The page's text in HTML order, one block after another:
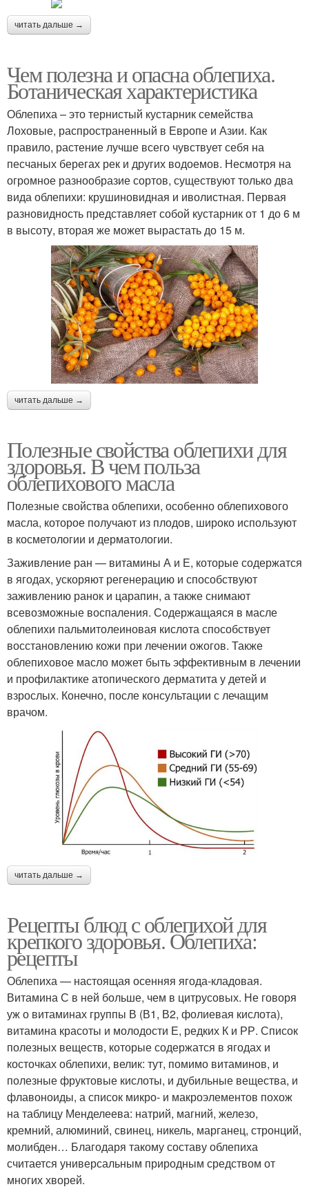
читать дальше →
Чем полезна и опасна облепиха.
Ботаническая характеристика
Облепиха – это тернистый кустарник семейства
Лоховые, распространенный в Европе и Азии. Как
правило, растение лучше всего чувствует себя на
песчаных берегах рек и других водоемов. Несмотря на
огромное разнообразие сортов, существуют только два
вида облепихи: крушиновидная и иволистная. Первая
разновидность представляет собой кустарник от 1 до 6 м
в высоту, вторая же может вырастать до 15 м.
читать дальше →
Полезные свойства облепихи для
здоровья. В чем польза
облепихового масла
Полезные свойства облепихи, особенно облепихового
масла, которое получают из плодов, широко используют
в косметологии и дерматологии.
Заживление ран — витамины А и Е, которые содержатся
в ягодах, ускоряют регенерацию и способствуют
заживлению ранок и царапин, а также снимают
всевозможные воспаления. Содержащаяся в масле
облепихи пальмитолеиновая кислота способствует
восстановлению кожи при лечении ожогов. Также
облепиховое масло может быть эффективным в лечении
и профилактике атопического дерматита у детей и
взрослых. Конечно, после консультации с лечащим
врачом.
читать дальше →
Рецепты блюд с облепихой для
крепкого здоровья. Облепиха:
рецепты
Облепиха — настоящая осенняя ягода-кладовая.
Витамина С в ней больше, чем в цитрусовых. Не говоря
уж о витаминах группы В (В1, В2, фолиевая кислота),
витамина красоты и молодости Е, редких К и РР. Список
полезных веществ, которые содержатся в ягодах и
косточках облепихи, велик: тут, помимо витаминов, и
полезные фруктовые кислоты, и дубильные вещества, и
флавоноиды, а список микро- и макроэлементов похож
на таблицу Менделеева: натрий, магний, железо,
кремний, алюминий, свинец, никель, марганец, стронций,
молибден… Благодаря такому составу облепиха
считается универсальным природным средством от
многих хворей.